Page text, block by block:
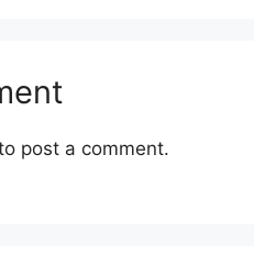
post a comment.